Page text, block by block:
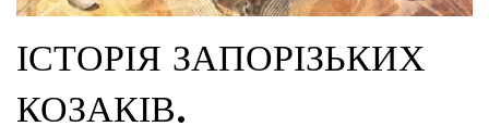
ІСТОРІЯ ЗАПОРІЗЬКИХ
КОЗАКІВ.